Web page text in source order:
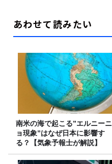
あわせて読みたい
南米の海で起こる”エルニーニ
ョ現象”はなぜ日本に影響す
る？【気象予報士が解説】